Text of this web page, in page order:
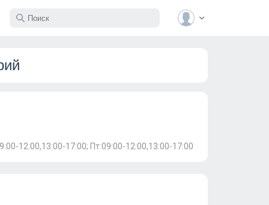
12:00,13:00-17:00; Пт:09:00-12:00,13:00-17:00